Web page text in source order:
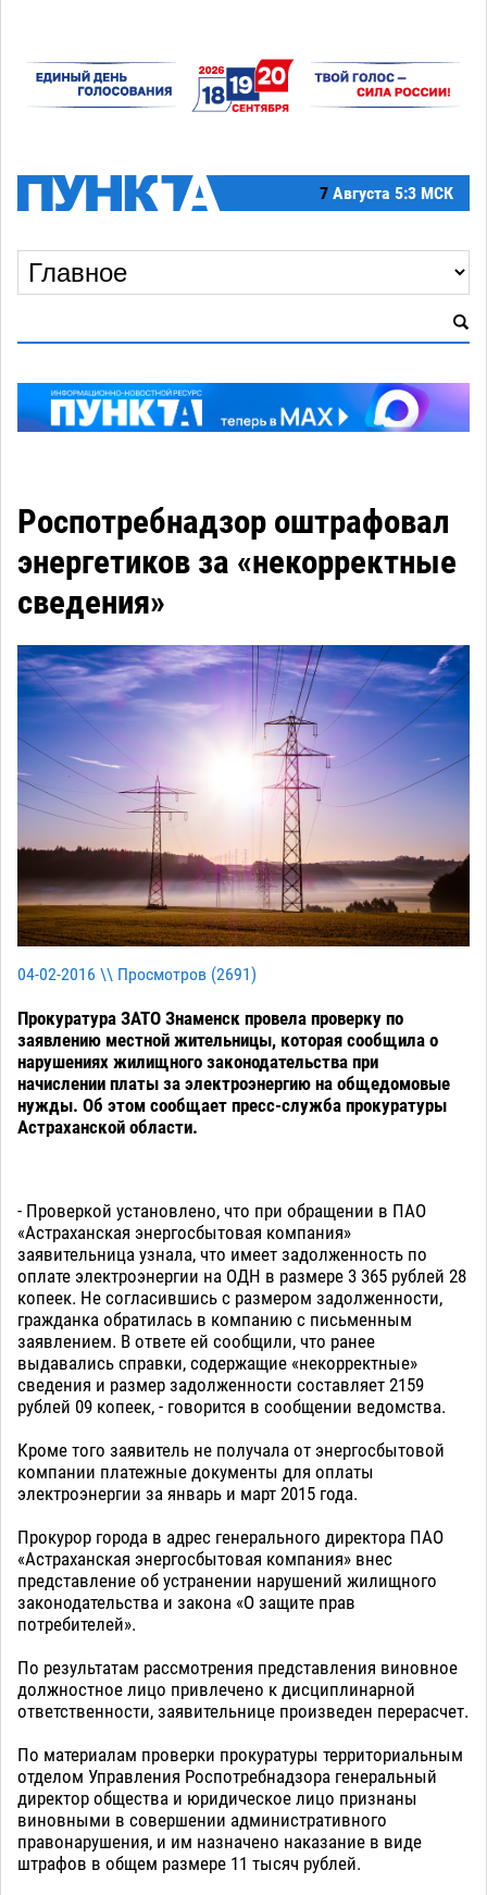
7 Августа 5:3 МСК
Роспотребнадзор оштрафовал
энергетиков за «некорректные
сведения»
04-02-2016 \\ Просмотров (2691)
Прокуратура ЗАТО Знаменск провела проверку по
заявлению местной жительницы, которая сообщила о
нарушениях жилищного законодательства при
начислении платы за электроэнергию на общедомовые
нужды. Об этом сообщает пресс-служба прокуратуры
Астраханской области.
- Проверкой установлено, что при обращении в ПАО
«Астраханская энергосбытовая компания»
заявительница узнала, что имеет задолженность по
оплате электроэнергии на ОДН в размере 3 365 рублей 28
копеек. Не согласившись с размером задолженности,
гражданка обратилась в компанию с письменным
заявлением. В ответе ей сообщили, что ранее
выдавались справки, содержащие «некорректные»
сведения и размер задолженности составляет 2159
рублей 09 копеек, - говорится в сообщении ведомства.
Кроме того заявитель не получала от энергосбытовой
компании платежные документы для оплаты
электроэнергии за январь и март 2015 года.
Прокурор города в адрес генерального директора ПАО
«Астраханская энергосбытовая компания» внес
представление об устранении нарушений жилищного
законодательства и закона «О защите прав
потребителей».
По результатам рассмотрения представления виновное
должностное лицо привлечено к дисциплинарной
ответственности, заявительнице произведен перерасчет.
По материалам проверки прокуратуры территориальным
отделом Управления Роспотребнадзора генеральный
директор общества и юридическое лицо признаны
виновными в совершении административного
правонарушения, и им назначено наказание в виде
штрафов в общем размере 11 тысяч рублей.